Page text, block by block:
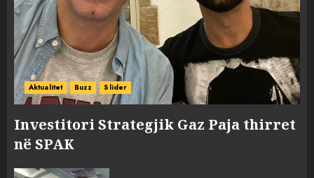
Aktualitet Buzz Slider
Investitori Strategjik Gaz Paja thirret
në SPAK